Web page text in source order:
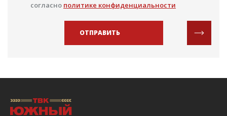
согласно политике конфиденциальности
ОТПРАВИТЬ